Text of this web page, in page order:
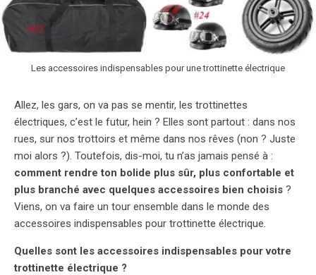
Les accessoires indispensables pour une trottinette électrique
Allez, les gars, on va pas se mentir, les trottinettes
électriques, c’est le futur, hein ? Elles sont partout : dans nos
rues, sur nos trottoirs et même dans nos rêves (non ? Juste
moi alors ?). Toutefois, dis-moi, tu n’as jamais pensé à :
comment rendre ton bolide plus sûr, plus confortable et
plus branché avec quelques accessoires bien choisis ?
Viens, on va faire un tour ensemble dans le monde des
accessoires indispensables pour trottinette électrique.
Quelles sont les accessoires indispensables pour votre
trottinette électrique ?